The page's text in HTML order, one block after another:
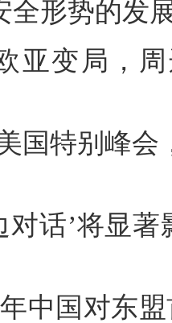
全形势的发
亚变局，
国特别峰
对话’将显
年中国对东